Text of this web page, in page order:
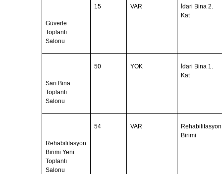
Güverte
Toplantı
Salonu
15 VAR
İdari Bina 2.
Kat
Sarı Bina
Toplantı
Salonu
50 YOK
İdari Bina 1.
Kat
Rehabilitasyon
Birimi Yeni
Toplantı
Salonu
54 VAR
Rehabilitasyon
Birimi